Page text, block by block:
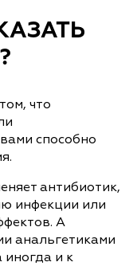
что
способно
антибиотик,
инфекции или
А
анальгетиками
иногда и к